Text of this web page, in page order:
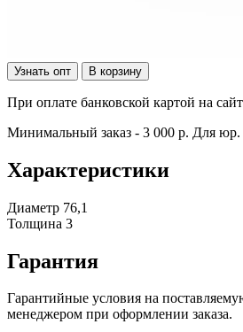
Узнать опт В корзину
При оплате банковской картой на
Минимальный заказ - 3 000 р. Для юр.
Характеристики
Диаметр 76,1
Толщина 3
Гарантия
Гарантийные условия на
менеджером при оформлении заказа.